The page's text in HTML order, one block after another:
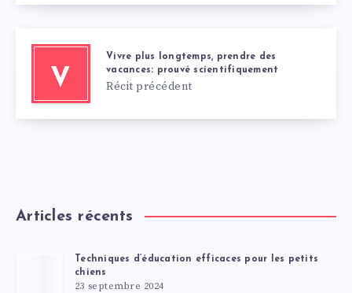
V
Vivre plus longtemps, prendre des
vacances: prouvé scientifiquement
Récit précédent
Articles récents
Techniques d’éducation efficaces pour les petits
chiens
23 septembre 2024